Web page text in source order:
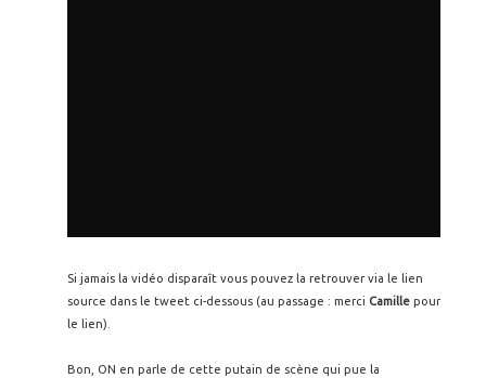
Si jamais la vidéo disparaît vous pouvez la retrouver via le lien
source dans le tweet ci-dessous (au passage : merci Camille pour
le lien).
Bon, ON en parle de cette putain de scène qui pue la